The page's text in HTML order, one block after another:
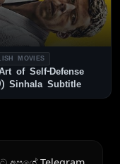
MOVIES
of Self-Defense
Sinhala Subtitle